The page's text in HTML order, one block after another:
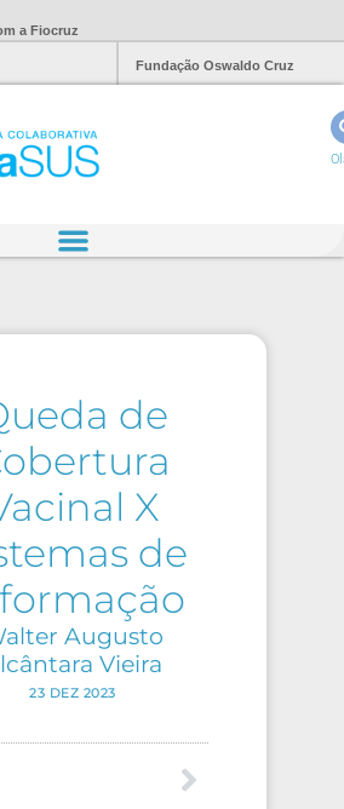
a Fiocruz
Fundação Oswaldo Cruz
de
X
de
Augusto
Vieira
23 DEZ 2023